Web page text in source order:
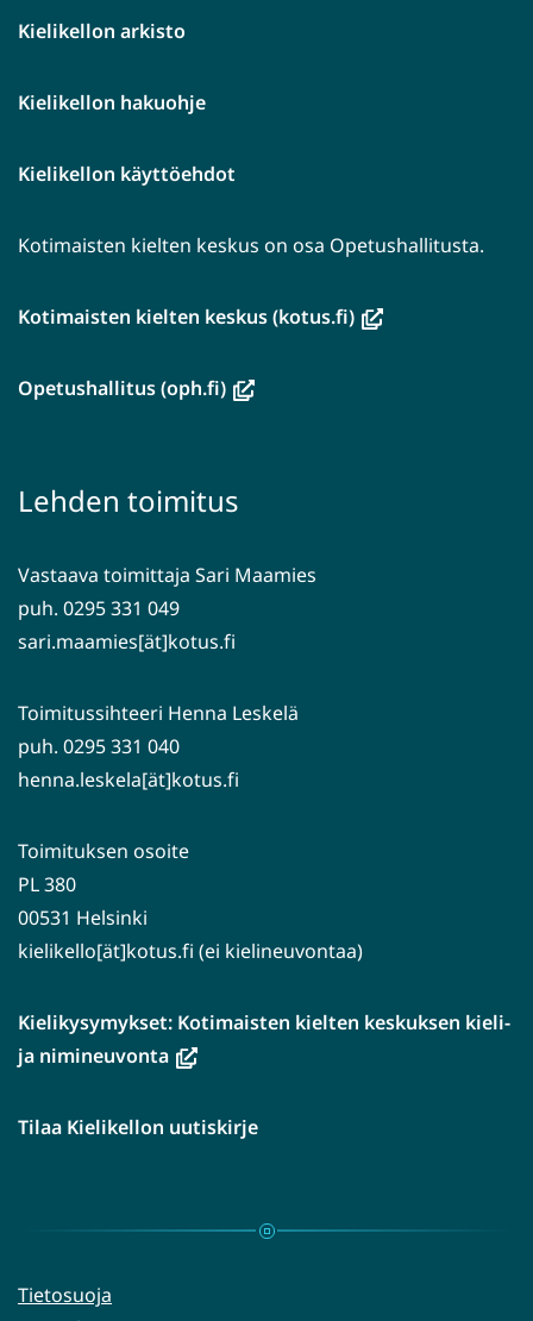
Kielikellon arkisto
Kielikellon hakuohje
Kielikellon käyttöehdot
Kotimaisten kielten keskus on osa Opetushallitusta.
Kotimaisten kielten keskus (kotus.fi)(avautuu
Opetushallitus (oph.fi)(avautuu
toiseen
Lehden toimitus
Vastaava toimittaja Sari Maamies
puh. 0295 331 049
sari.maamies[ät]kotus.fi
Toimitussihteeri Henna Leskelä
puh. 0295 331 040
henna.leskela[ät]kotus.fi
Toimituksen osoite
PL 380
00531 Helsinki
kielikello[ät]kotus.fi (ei kielineuvontaa)
Kielikysymykset: Kotimaisten kielten keskuksen kieli-
ja nimineuvonta(avautuu
ikkunaan,
palveluun)
Tilaa Kielikellon uutiskirje
Tietosuoja